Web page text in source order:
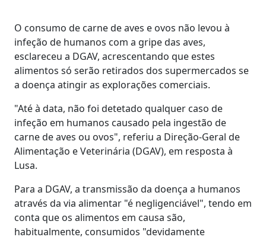
O consumo de carne de aves e ovos não levou à
infeção de humanos com a gripe das aves,
esclareceu a DGAV, acrescentando que estes
alimentos só serão retirados dos supermercados se
a doença atingir as explorações comerciais.
"Até à data, não foi detetado qualquer caso de
infeção em humanos causado pela ingestão de
carne de aves ou ovos", referiu a Direção-Geral de
Alimentação e Veterinária (DGAV), em resposta à
Lusa.
Para a DGAV, a transmissão da doença a humanos
através da via alimentar "é negligenciável", tendo em
conta que os alimentos em causa são,
habitualmente, consumidos "devidamente